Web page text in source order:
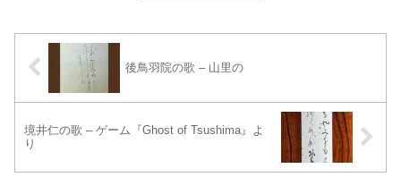
後鳥羽院の歌 – 山里の
境井仁の歌 – ゲーム『Ghost of Tsushima』よ
り